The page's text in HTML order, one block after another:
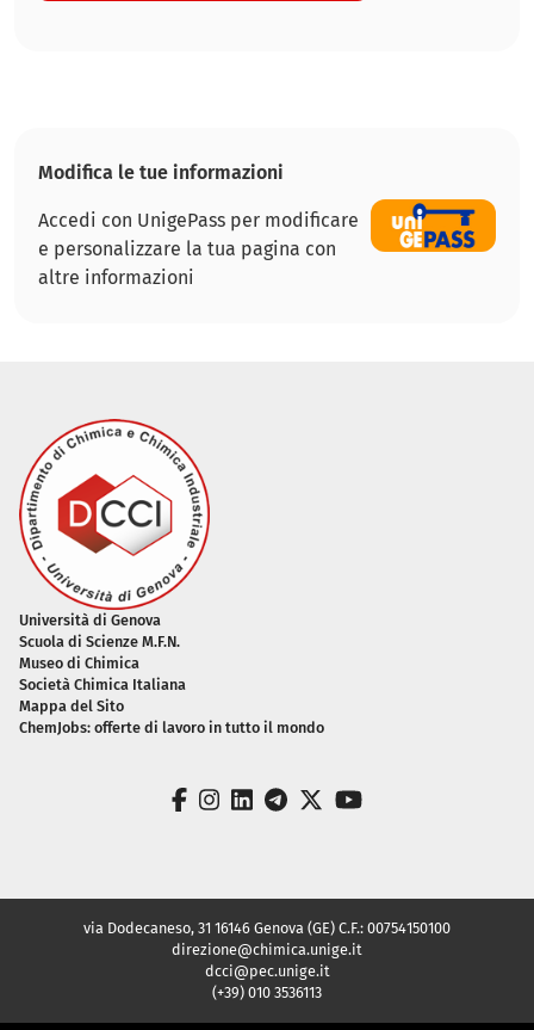
Modifica le tue informazioni
Accedi con UnigePass per modificare
e personalizzare la tua pagina con
altre informazioni
Piè di pagina
Università di Genova
Scuola di Scienze M.F.N.
Museo di Chimica
Società Chimica Italiana
Mappa del Sito
ChemJobs: offerte di lavoro in tutto il mondo
facebook
instagram
linkedin
telegram
twitteryoutube
via Dodecaneso, 31 16146 Genova (GE) C.F.: 00754150100
direzione@chimica.unige.it
dcci@pec.unige.it
(+39) 010 3536113